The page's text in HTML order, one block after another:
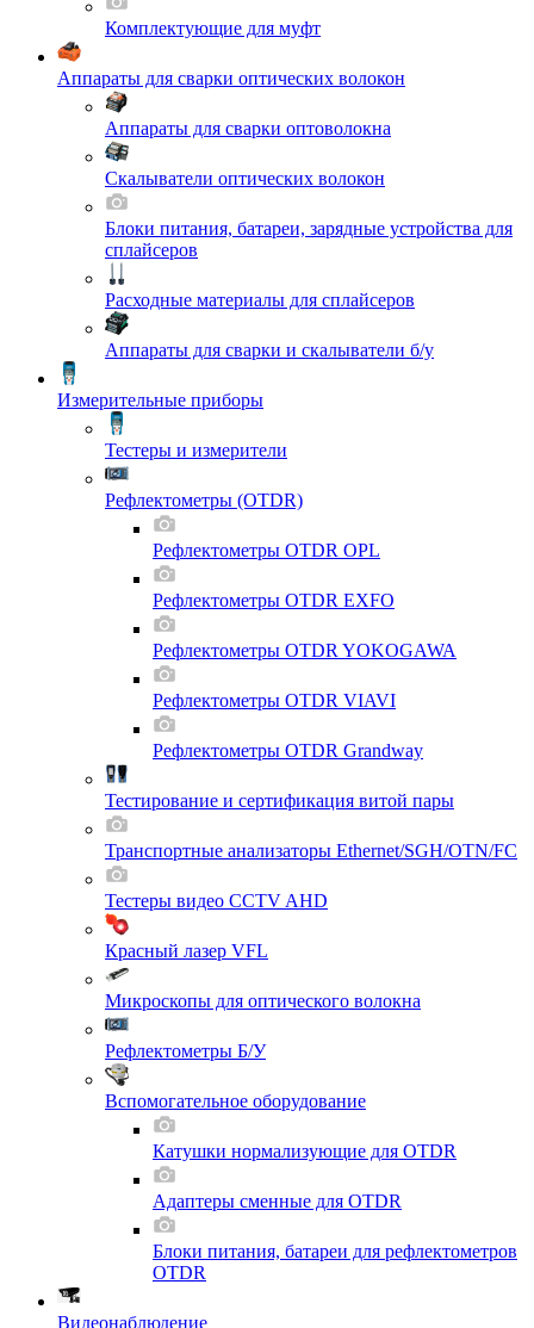
Комплектующие для муфт
Аппараты для сварки оптических волокон
Аппараты для сварки оптоволокна
Скалыватели оптических волокон
Блоки питания, батареи, зарядные устройства для
сплайсеров
Расходные материалы для сплайсеров
Аппараты для сварки и скалыватели б/у
Измерительные приборы
Тестеры и измерители
Рефлектометры (OTDR)
Рефлектометры OTDR OPL
Рефлектометры OTDR EXFO
Рефлектометры OTDR YOKOGAWA
Рефлектометры OTDR VIAVI
Рефлектометры OTDR Grandway
Тестирование и сертификация витой пары
Транспортные анализаторы Ethernet/SGH/OTN/FC
Тестеры видео CCTV AHD
Красный лазер VFL
Микроскопы для оптического волокна
Рефлектометры Б/У
Вспомогательное оборудование
Катушки нормализующие для OTDR
Адаптеры сменные для OTDR
Блоки питания, батареи для рефлектометров
OTDR
Видеонаблюдение